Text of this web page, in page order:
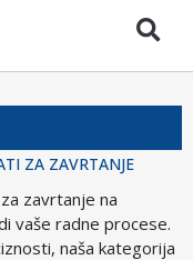
ZA ZAVRTANJE
zavrtanje na
vaše radne procese.
naša kategorija